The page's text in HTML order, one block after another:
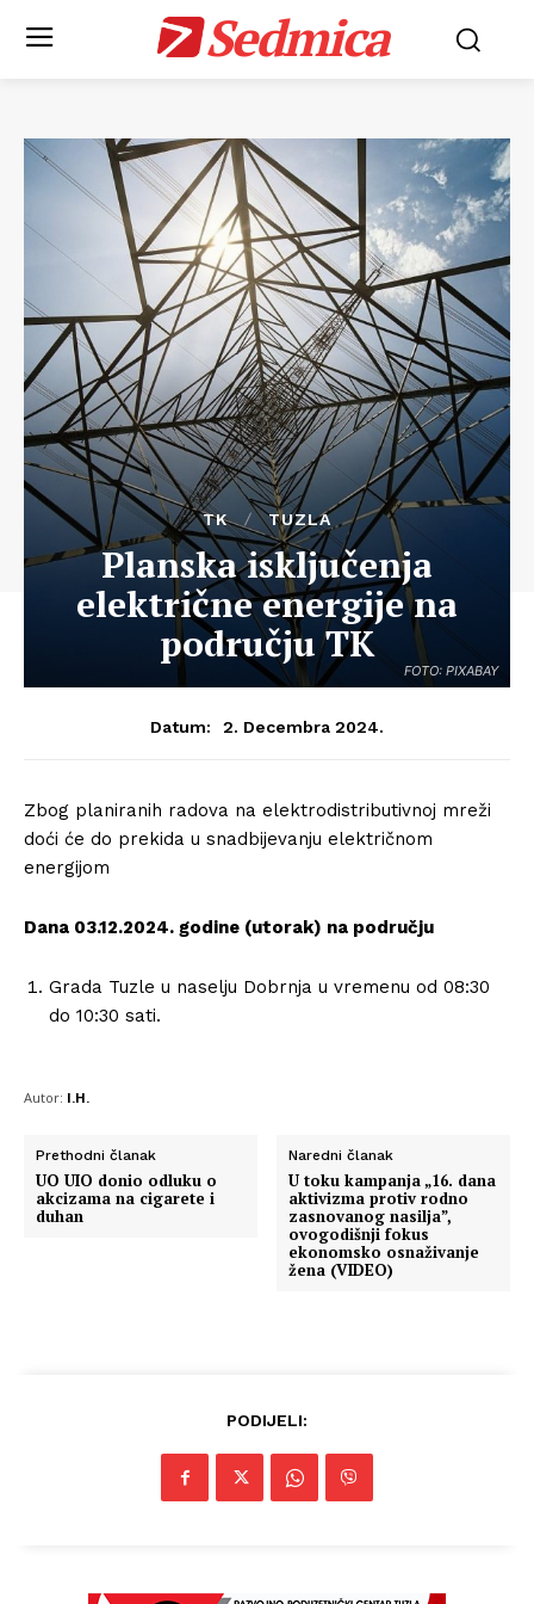
Sedmica
FOTO: PIXABAY
TK TUZLA
Planska isključenja
električne energije na
području TK
Datum: 2. Decembra 2024.
Zbog planiranih radova na elektrodistributivnoj mreži
doći će do prekida u snadbijevanju električnom
energijom
Dana 03.12.2024. godine (utorak) na području
Grada Tuzle u naselju Dobrnja u vremenu od 08:30
do 10:30 sati.
Autor: I.H.
Prethodni članak
UO UIO donio odluku o
akcizama na cigarete i
duhan
Naredni članak
U toku kampanja „16. dana
aktivizma protiv rodno
zasnovanog nasilja”,
ovogodišnji fokus
ekonomsko osnaživanje
žena (VIDEO)
PODIJELI: